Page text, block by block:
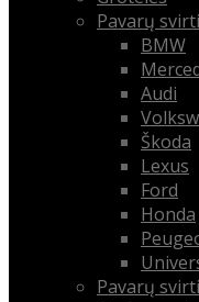
Pavarų
BMW
Audi
Škoda
Lexus
Ford
Honda
Pavarų